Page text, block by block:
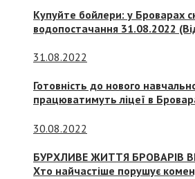
Купуйте бойлери: у Броварах
водопостачання 31.08.2022
31.08.2022
Готовність до нового
працюватимуть ліцеї в
30.08.2022
БУРХЛИВЕ ЖИТТЯ БРОВАРІВ
Хто найчастіше порушує